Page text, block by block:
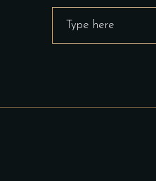
Search